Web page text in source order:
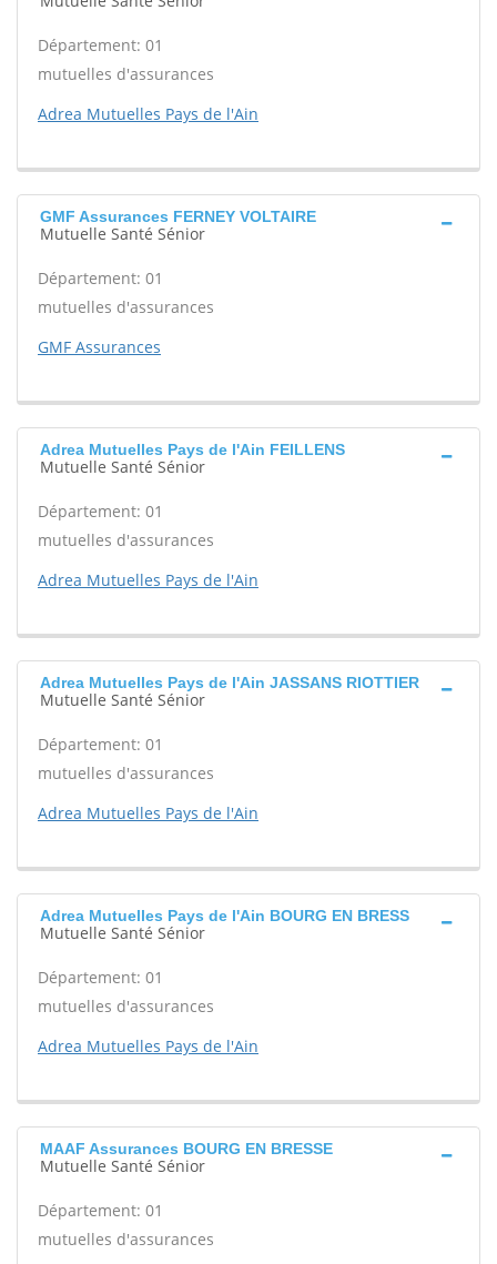
Département: 01
mutuelles d'assurances
Adrea Mutuelles Pays de l'Ain
GMF Assurances FERNEY VOLTAIRE
Mutuelle Santé Sénior
Département: 01
mutuelles d'assurances
GMF Assurances
Adrea Mutuelles Pays de l'Ain FEILLENS
Mutuelle Santé Sénior
Département: 01
mutuelles d'assurances
Adrea Mutuelles Pays de l'Ain
Adrea Mutuelles Pays de l'Ain JASSANS RIOTTIER
Mutuelle Santé Sénior
Département: 01
mutuelles d'assurances
Adrea Mutuelles Pays de l'Ain
Adrea Mutuelles Pays de l'Ain BOURG EN BRESS
Mutuelle Santé Sénior
Département: 01
mutuelles d'assurances
Adrea Mutuelles Pays de l'Ain
MAAF Assurances BOURG EN BRESSE
Mutuelle Santé Sénior
Département: 01
mutuelles d'assurances